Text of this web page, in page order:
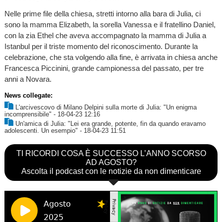
Nelle prime file della chiesa, stretti intorno alla bara di Julia, ci
sono la mamma Elizabeth, la sorella Vanessa e il fratellino Daniel,
con la zia Ethel che aveva accompagnato la mamma di Julia a
Istanbul per il triste momento del riconoscimento. Durante la
celebrazione, che sta volgendo alla fine, è arrivata in chiesa anche
Francesca Piccinini, grande campionessa del passato, per tre
anni a Novara.
News collegate:
L'arcivescovo di Milano Delpini sulla morte di Julia: "Un enigma
incomprensibile" - 18-04-23 12:16
Un'amica di Julia: "Lei era grande, potente, fin da quando eravamo
adolescenti. Un esempio" - 18-04-23 11:51
TI RICORDI COSA È SUCCESSO L’ANNO SCORSO
AD AGOSTO?
Ascolta il podcast con le notizie da non dimenticare